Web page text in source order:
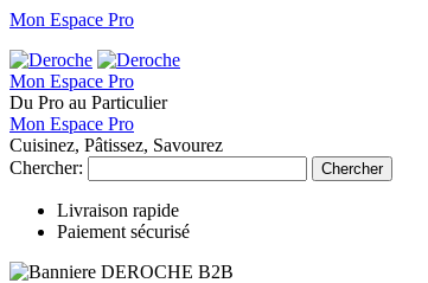
Mon Espace Pro
Mon Espace Pro
Du Pro au Particulier
Mon Espace Pro
Cuisinez, Pâtissez, Savourez
Chercher:
Chercher
Livraison rapide
Paiement sécurisé